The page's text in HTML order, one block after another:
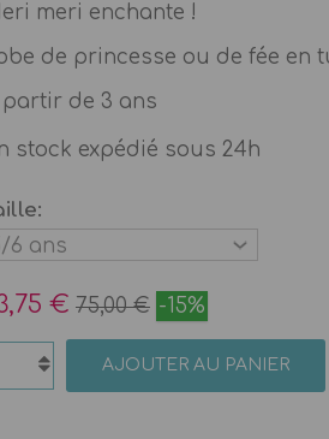
meri enchante !
de princesse ou de fée en
partir de 3 ans
stock expédié sous 24h
€ 75,00 € -15%
AJOUTER AU PANIER